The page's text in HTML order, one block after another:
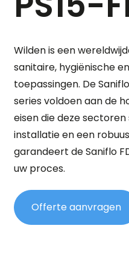
Wilden is een
sanitaire, hygiënische
toepassingen. De
series voldoen aan de
eisen die deze
installatie en een
garandeert de Saniflo
uw proces.
Offerte aanvragen